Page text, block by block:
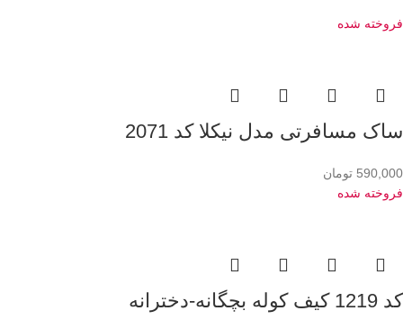
فروخته شده
ساک مسافرتی مدل نیکلا کد 2071
590,000 تومان
فروخته شده
کد 1219 کیف کوله بچگانه-دخترانه